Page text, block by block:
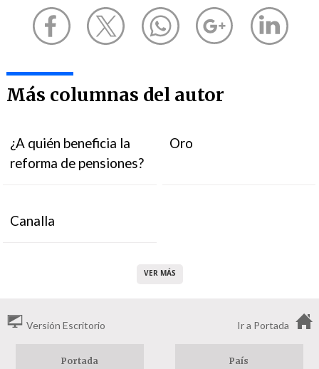
Más columnas del autor
¿A quién beneficia la
reforma de pensiones?
Oro
Canalla
VER MÁS
Versión Escritorio Ir a Portada
Portada País